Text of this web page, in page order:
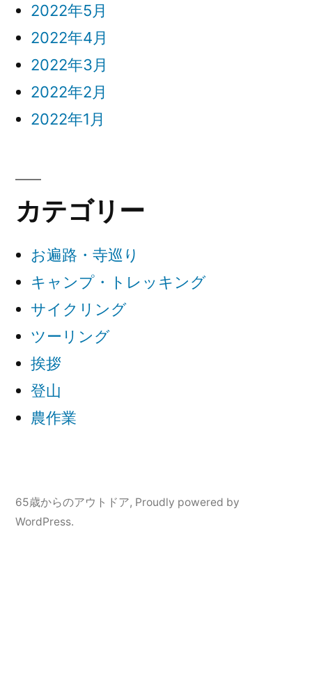
2022年5月
2022年4月
2022年3月
2022年2月
2022年1月
カテゴリー
お遍路・寺巡り
キャンプ・トレッキング
サイクリング
ツーリング
挨拶
登山
農作業
65歳からのアウトドア, Proudly powered by
WordPress.